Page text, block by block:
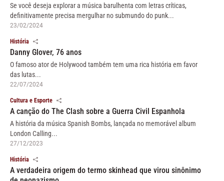
Se você deseja explorar a música barulhenta com letras críticas,
definitivamente precisa mergulhar no submundo do punk...
23/02/2024
História
Danny Glover, 76 anos
O famoso ator de Holywood também tem uma rica história em favor
das lutas...
22/07/2024
Cultura e Esporte
A canção do The Clash sobre a Guerra Civil Espanhola
A história da música Spanish Bombs, lançada no memorável album
London Calling...
27/12/2023
História
A verdadeira origem do termo skinhead que virou sinônimo